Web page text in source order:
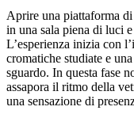
Aprire una piattaforma
in una sala piena di luci
L’esperienza inizia con
cromatiche studiate e
sguardo. In questa fase
assapora il ritmo della
una sensazione di